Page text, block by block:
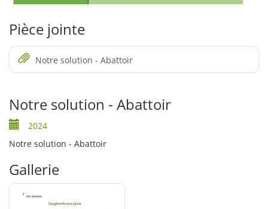
Pièce jointe
Notre solution - Abattoir
Notre solution - Abattoir
2024
Notre solution - Abattoir
Gallerie